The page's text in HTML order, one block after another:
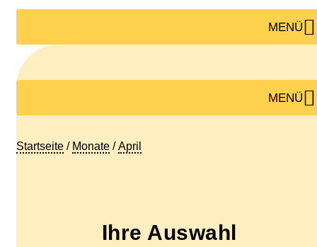
MENÜ
MENÜ
Startseite / Monate /April
Ihre Auswahl